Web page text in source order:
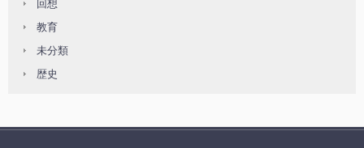
回想
教育
未分類
歴史